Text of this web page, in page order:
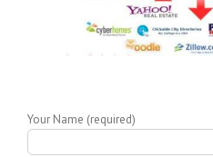
Your Name (required)